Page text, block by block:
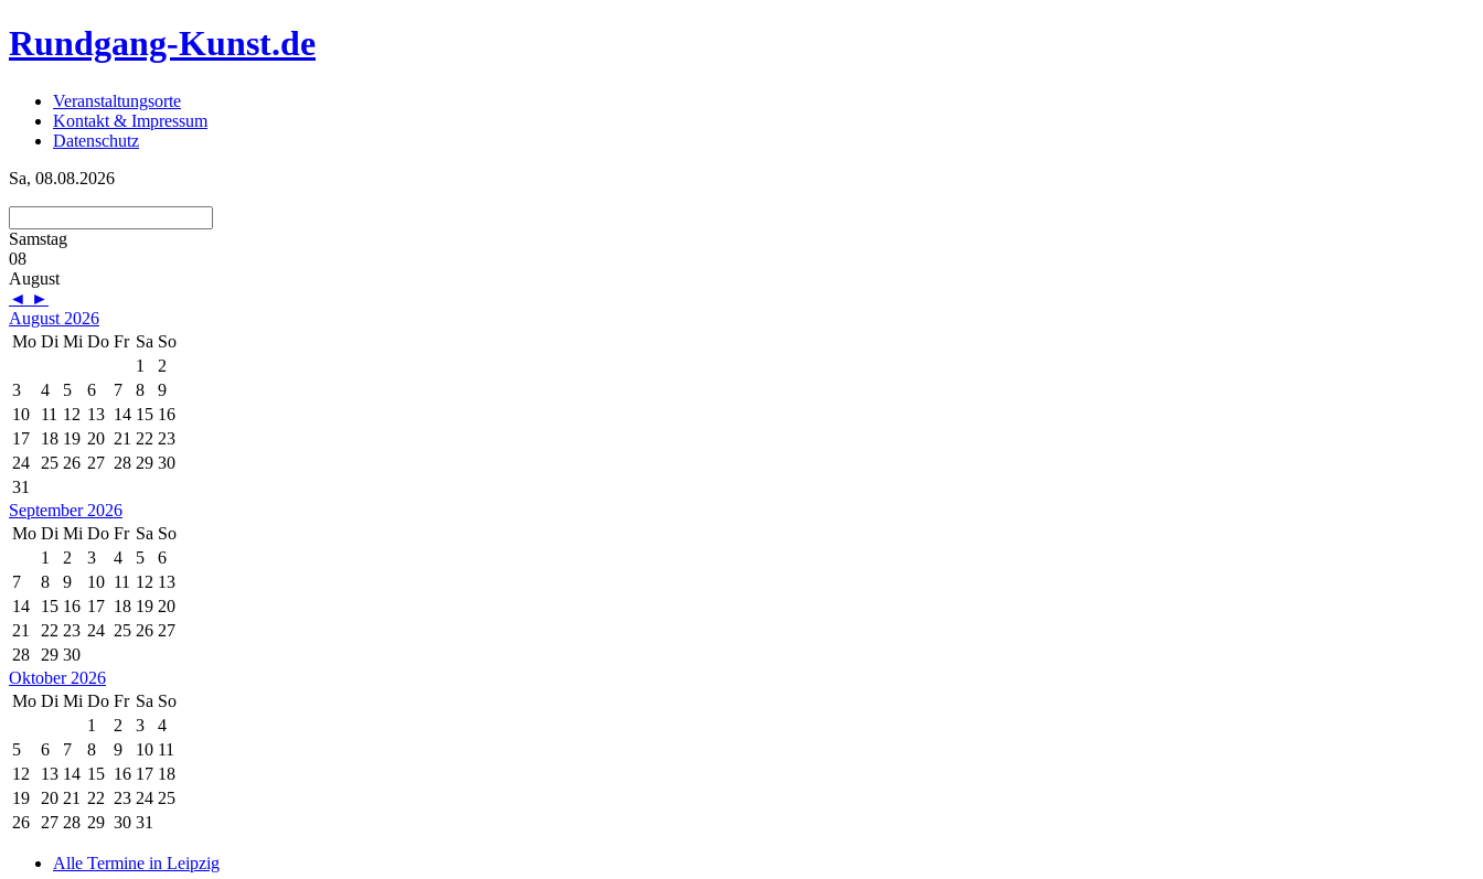
Rundgang-Kunst.de
Veranstaltungsorte
Kontakt & Impressum
Datenschutz
Sa, 08.08.2026
Samstag
08
August
◄ ►
August 2026
Mo Di Mi Do Fr Sa So
1
2
3
4 5 6 7 8
9
10
11 12 13 14 15 16
17
18 19 20 21 22 23
24 25 26 27 28 29 30
31
September 2026
Mo Di Mi Do Fr Sa So
1
2 3 4 5
6
7
8 9 10 11 12 13
14
15 16 17 18 19 20
21
22 23 24 25 26 27
28 29 30
Oktober 2026
Mo Di Mi Do Fr Sa So
1
2 3
4
5
6 7 8 9 10 11
12
13 14 15 16 17 18
19 20 21 22 23 24 25
26 27 28 29 30 31
Alle Termine in Leipzig